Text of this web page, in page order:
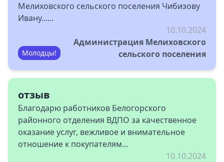
Мелиховского сельского поселения Чибизову
Ивану......
Молодцы!
10.10.2024
Администрация Мелиховского
сельского поселения
отзыв
Благодарю работников Белогорского
районного отделения ВДПО за качественное
оказание услуг, вежливое и внимательное
отношение к покупателям...
10.10.2024